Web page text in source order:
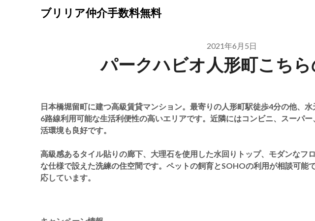
ブリリア仲介手数料無料
2021年6月5日
パークハビオ人形町こち
日本橋堀留町に建つ高級賃貸マンション。最寄りの人形町駅徒歩4分の他、
6路線利用可能な生活利便性の高いエリアです。近隣にはコンビニ、スーパ
活環境も良好です。
高級感あるタイル貼りの廊下、大理石を使用した水回りトップ、モダンなフ
な仕様で設えた洗練の住空間です。ペットの飼育とSOHOの利用が相談可能
応しています。